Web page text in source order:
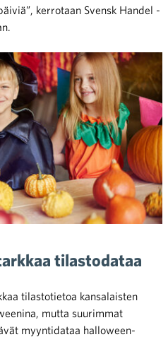
kerrotaan Svensk Handel -
tilastodataa
tilastotietoa kansalaisten
mutta suurimmat
myyntidataa halloween-